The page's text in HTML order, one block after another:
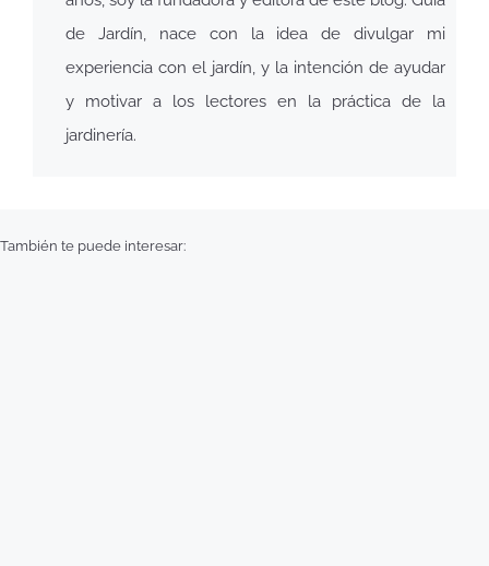
de Jardín, nace con la idea de divulgar mi
experiencia con el jardín, y la intención de ayudar
y motivar a los lectores en la práctica de la
jardinería.
También te puede interesar: